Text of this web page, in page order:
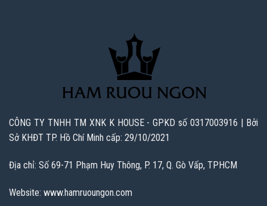
CÔNG TY TNHH TM XNK K HOUSE - GPKD số 0317003916 | Bởi
Sở KHĐT TP. Hồ Chí Minh cấp: 29/10/2021
Địa chỉ: Số 69-71 Phạm Huy Thông, P. 17, Q. Gò Vấp, TPHCM
Website: www.hamruoungon.com